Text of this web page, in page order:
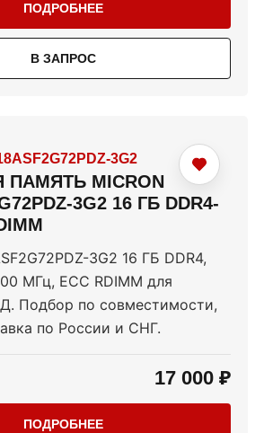
ПОДРОБНЕЕ
В ЗАПРОС
3G2
MICRON
3G2 16 ГБ DDR4-
3G2 16 ГБ DDR4,
МГц, ECC RDIMM для
Подбор по совместимости,
по России и СНГ.
17 000 ₽
ПОДРОБНЕЕ